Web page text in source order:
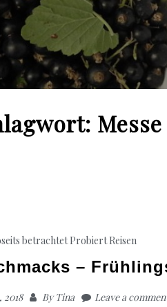
betrachtetProbiertReisen
–
ByTina Leave a